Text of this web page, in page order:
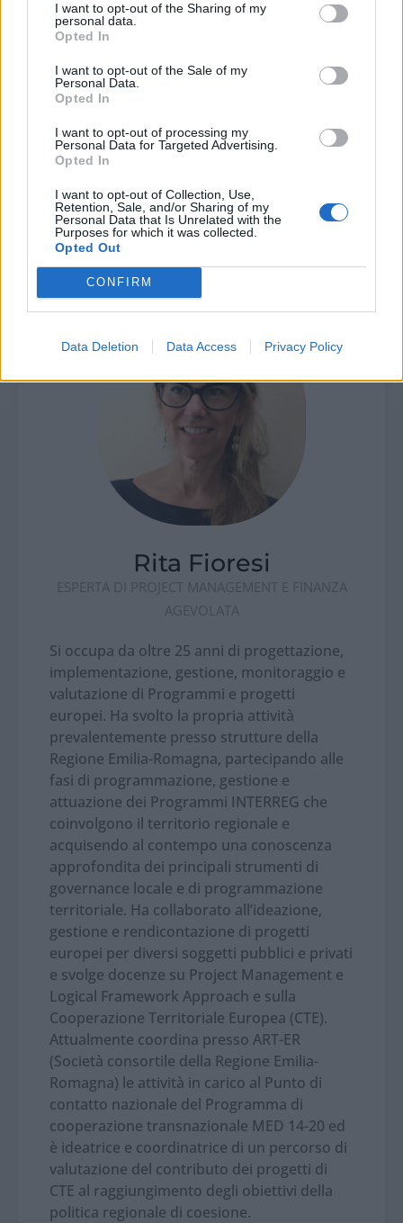
I want to opt-out of the Sharing of my
personal data.
Opted In
I want to opt-out of the Sale of my
Personal Data.
Opted In
I want to opt-out of processing my
Personal Data for Targeted Advertising.
Opted In
I want to opt-out of Collection, Use,
Retention, Sale, and/or Sharing of my
Personal Data that Is Unrelated with the
Purposes for which it was collected.
Opted Out
CONFIRM
Data Deletion Data Access Privacy Policy
DOTTORE COMMERCIALISTA, REVISORE LEGALE
esercita l’attività professionale dal 1989 con
proprio studio in Roma in materia fiscale,
contrattuale. Tra i numerosi clienti e
incarichi in qualità di presidente o
componente effettivo del Collegio Sindacale
di svariate aziende annovera Coopfidi,
Intesa Scpa, Internazionale, Kines
Finanziaria, Techedge, Amo Italy.
Rita Fioresi
ESPERTA DI PROJECT MANAGEMENT E FINANZA
AGEVOLATA
Si occupa da oltre 25 anni di progettazione,
implementazione, gestione, monitoraggio e
valutazione di Programmi e progetti
europei. Ha svolto la propria attività
prevalentemente presso strutture della
Regione Emilia-Romagna, partecipando alle
fasi di programmazione, gestione e
attuazione dei Programmi INTERREG che
coinvolgono il territorio regionale e
acquisendo al contempo una conoscenza
approfondita dei principali strumenti di
governance locale e di programmazione
territoriale. Ha collaborato all’ideazione,
gestione e rendicontazione di progetti
europei per diversi soggetti pubblici e privati
e svolge docenze su Project Management e
Logical Framework Approach e sulla
Cooperazione Territoriale Europea (CTE).
Attualmente coordina presso ART-ER
(Società consortile della Regione Emilia-
Romagna) le attività in carico al Punto di
contatto nazionale del Programma di
cooperazione transnazionale MED 14-20 ed
è ideatrice e coordinatrice di un percorso di
valutazione del contributo dei progetti di
CTE al raggiungimento degli obiettivi della
politica regionale di coesione.